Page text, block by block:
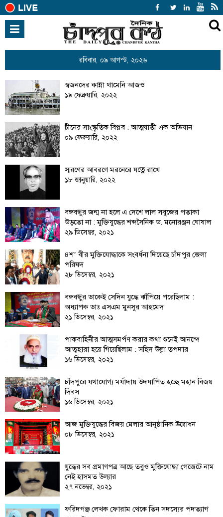
রবিবার, ০৯ আগস্ট, ২০২৬
হোম
জাতীয়
আন্তর্জাতিক
রাজনীতি
খেলাধুলা
বিনোদন
অর্থনীতি
শিক্ষা
ফিচার
সম্পাদকীয়
অন্যান্য
আইন-
আদালত
উপ-
সম্পাদকীয়
প্রকৃতি
অপরাধ
চাঁদপুর
জেলার
খবর
প্রবাস
তথ্য-
প্রযুক্তি
মতামত
ধর্ম
সর্বশেষ সব খবর ইতিহাস কথা কয়
স্বজনদের কান্না থামেনি আজও
১৯ ফেব্রুয়ারি, ২০২২
চীনের সাংস্কৃতিক বিপ্লব : আত্মঘাতী এক অভিযান
০৯ ফেব্রুয়ারি, ২০২২
স্মরণের আবরণে মরনেরে যত্নে রাখে
১৮ জানুয়ারি, ২০২২
বঙ্গবন্ধুর জন্ম না হলে এ দেশে লাল সবুজের পতাকা
উড়তো না : মুক্তিযুদ্ধের শব্দসৈনিক ড. মনোরঞ্জন ঘোষাল
২৯ ডিসেম্বর, ২০২১
৪শ’ বীর মুক্তিযোদ্ধাকে সংবর্ধনা দিয়েছে চাঁদপুর জেলা
পরিষদ
২৮ ডিসেম্বর, ২০২১
বঙ্গবন্ধুর ডাকেই সেদিন যুদ্ধে ঝাঁপিয়ে পরেছিলাম :
অধ্যাপক ডাঃ এসএম মুনসুর আহমেদ
২১ ডিসেম্বর, ২০২১
পাকবাহিনীর আত্মসমর্পণ করার কথা শুনেই আনন্দে
আত্মহারা হয়ে গিয়েছিলাম : সহিদ উল্লা তপদার
১৬ ডিসেম্বর, ২০২১
চাঁদপুরে যথাযোগ্য মর্যাদায় উদযাপিত হচ্ছে মহান বিজয়
দিবস
১৬ ডিসেম্বর, ২০২১
আজ মুক্তিযুদ্ধের বিজয় মেলার আনুষ্ঠানিক উদ্বোধন
০৮ ডিসেম্বর, ২০২১
যুদ্ধের সব প্রমাণপত্র আছে তবুও মুক্তিযোদ্ধা গেজেটে নাম
নেই হাসমত উল্যার
২৭ নভেম্বর, ২০২১
ফরিদগঞ্জ লেখক ফোরাম থেকে তিন সদস্যের পদত্যাগ